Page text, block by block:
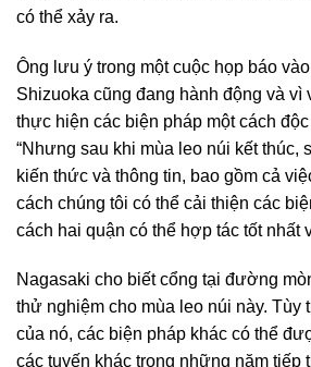
có thể xảy ra.
Ông lưu ý trong một cuộc họp báo
Shizuoka cũng đang hành động và vì
thực hiện các biện pháp một cách
“Nhưng sau khi mùa leo núi kết thúc,
kiến ​​thức và thông tin, bao gồm cả
cách chúng tôi có thể cải thiện các
cách hai quận có thể hợp tác tốt nhất
Nagasaki cho biết cổng tại đường
thử nghiệm cho mùa leo núi này. Tùy
của nó, các biện pháp khác có thể
các tuyến khác trong những năm tiếp